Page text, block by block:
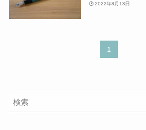
2022年8月13日
1